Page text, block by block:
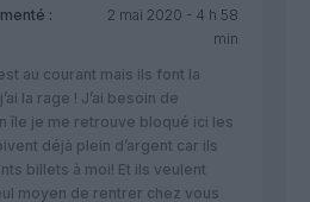
:
2 mai 2020 - 4 h 58
min
au courant mais ils font la
la rage ! J’ai besoin de
île je me retrouve bloqué ici les
déjà plein d’argent car ils
billets à moi! Et ils veulent
moyen de rentrer chez vous